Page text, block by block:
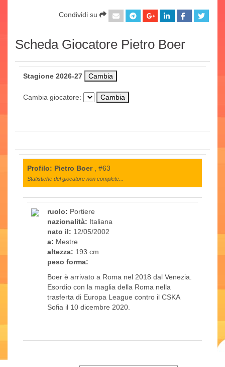
Condividi su
Scheda Giocatore Pietro Boer
Stagione 2026-27
Cambia giocatore:
Profilo: Pietro Boer, #63
Statistiche del giocatore non complete...
ruolo: Portiere
nazionalità: Italiana
nato il: 12/05/2002
a: Mestre
altezza: 193 cm
peso forma:
Boer è arrivato a Roma nel 2018 dal Venezia.
Esordio con la maglia della Roma nella
trasferta di Europa League contro il CSKA
Sofia il 10 dicembre 2020.